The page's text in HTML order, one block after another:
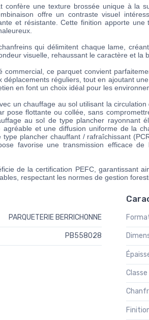
confère une texture brossée unique à la
offre un contraste visuel
et résistante. Cette finition apporte
qui délimitent chaque lame,
visuelle, rehaussant le caractère et la
commercial, ce parquet convient
déplacements réguliers, tout en ajoutant
en font un choix idéal pour les
un chauffage au sol utilisant la
pose flottante ou collée, sans
au sol de type plancher rayonnant
et une diffusion uniforme de la
plancher chauffant / rafraîchissant
favorise une transmission efficace
de la certification PEFC, garantissant
respectant les normes de gestion
PARQUETERIE BERRICHONNE
PB558028